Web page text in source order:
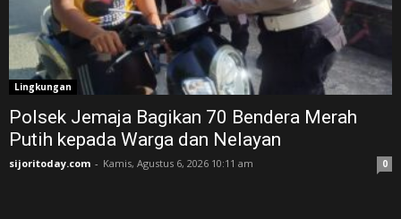
Lingkungan
Polsek Jemaja Bagikan 70 Bendera Merah
Putih kepada Warga dan Nelayan
sijoritoday.com - Kamis, Agustus 6, 2026 10:11 am 0